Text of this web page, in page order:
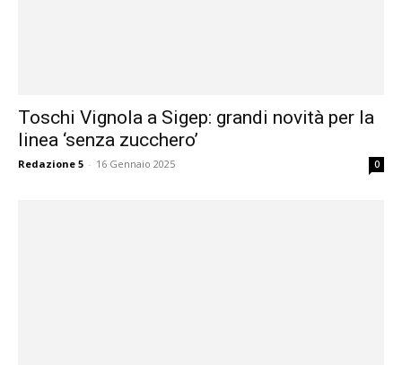
Toschi Vignola a Sigep: grandi novità per la
linea ‘senza zucchero’
Redazione 5 - 16 Gennaio 2025 0